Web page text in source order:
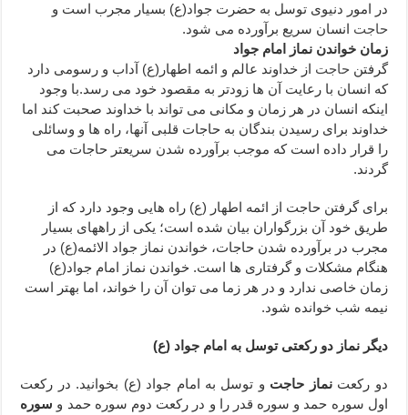
در امور دنیوی توسل به حضرت جواد(ع) بسیار مجرب است و
حاجت انسان سریع برآورده می شود.
زمان خواندن نماز امام جواد
گرفتن حاجت از خداوند عالم و ائمه اطهار(ع) آداب و رسومی دارد
که انسان با رعایت آن ها زودتر به مقصود خود می رسد.با وجود
اینکه انسان در هر زمان و مکانی می تواند با خداوند صحبت کند اما
خداوند برای رسیدن بندگان به حاجات قلبی آنها، راه ها و وسائلی
را قرار داده است که موجب برآورده شدن سریعتر حاجات می
گردند.
برای گرفتن حاجت از ائمه اطهار (ع) راه هایی وجود دارد که از
طریق خود آن بزرگواران بیان شده است؛ یکی از راههای بسیار
مجرب در برآورده شدن حاجات، خواندن نماز جواد الائمه(ع) در
هنگام مشکلات و گرفتاری ها است. خواندن نماز امام جواد(ع)
زمان خاصی ندارد و در هر زما می توان آن را خواند، اما بهتر است
نیمه شب خوانده شود.
دیگر نماز دو رکعتی توسل به امام جواد (ع)
دو رکعتنماز حاجت و توسل به امام جواد (ع) بخوانید. در رکعت
اول سوره حمد و سوره قدر را و در رکعت دوم سوره حمد و سوره